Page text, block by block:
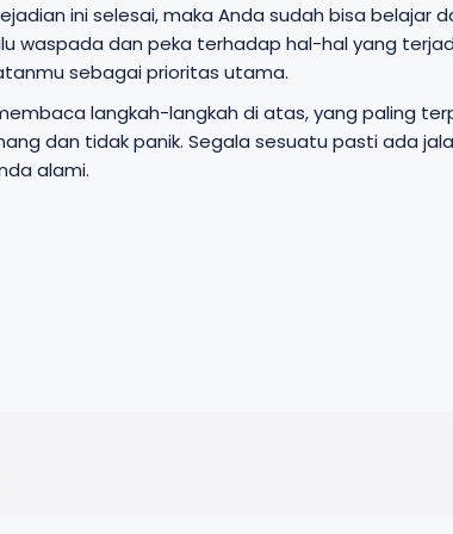
ini selesai, maka Anda sudah bisa
waspada dan peka terhadap hal-hal yang
sebagai prioritas utama.
langkah-langkah di atas, yang paling
dan tidak panik. Segala sesuatu pasti ada
alami.